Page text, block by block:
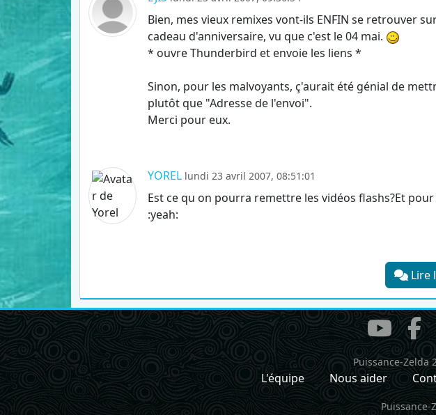
Bien, mes vieux remixes vont-ils ENFIN se retrouver
cadeau d'anniversaire, vu que c'est le 04 mai.
* ouvre Thunderbird et envoie les liens *
Sinon, pour les malvoyants, ç'aurait été génial de
plutôt que "Adresse de l'envoi".
Merci pour eux.
YOREL lundi 23 avril 2007, 08:51:01
Est ce qu on pourra remettre les vidéos flashs?Et
:yeah:
Lire
Puissance-Zelda
L'équipe Nous aider